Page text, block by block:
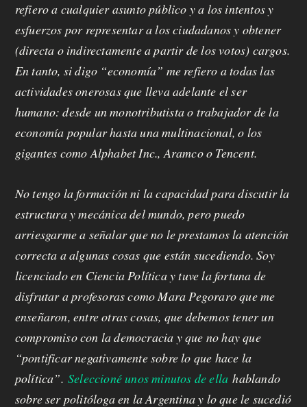
M
a
n
d
á
t
u
p
r
o
p
u
e
s
refiero a cualquier asunto público y a los intentos y
esfuerzos por representar a los ciudadanos y obtener
(directa o indirectamente a partir de los votos) cargos.
En tanto, si digo “economía” me refiero a todas las
actividades onerosas que lleva adelante el ser
humano: desde un monotributista o trabajador de la
economía popular hasta una multinacional, o los
gigantes como Alphabet Inc., Aramco o Tencent.
No tengo la formación ni la capacidad para discutir la
estructura y mecánica del mundo, pero puedo
arriesgarme a señalar que no le prestamos la atención
correcta a algunas cosas que están sucediendo. Soy
licenciado en Ciencia Política y tuve la fortuna de
disfrutar a profesoras como Mara Pegoraro que me
enseñaron, entre otras cosas, que debemos tener un
compromiso con la democracia y que no hay que
“pontificar negativamente sobre lo que hace la
política”.Seleccioné unos minutos de ella hablando
sobre ser politóloga en la Argentina y lo que le sucedió